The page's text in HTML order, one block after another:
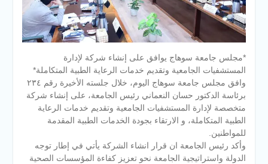
*مجلس جامعة سوهاج يوافق على إنشاء شركة لإدارة
المستشفيات الجامعية وتقديم خدمات الرعاية الطبية المتكاملة*
وافق مجلس جامعة سوهاج اليوم، خلال جلسته الأخيرة رقم ٢٣٤
برئاسة الدكتور حسان النعماني رئيس الجامعة، على إنشاء شركة
متخصصة لإدارة المستشفيات الجامعية وتقديم خدمات الرعاية
الطبية المتكاملة، و الارتقاء بجودة الخدمات الطبية المقدمة
للمواطنين.
وأكد رئيس الجامعة ان قرار انشاء الشركة يأتي في إطار توجه
الدولة واستراتيجية الجامعة نحو تعزيز كفاءة المؤسسات الصحية